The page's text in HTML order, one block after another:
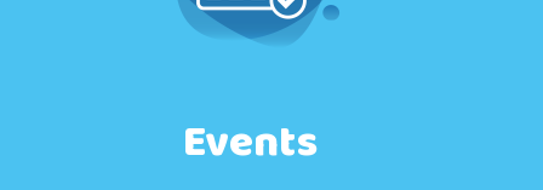
Events